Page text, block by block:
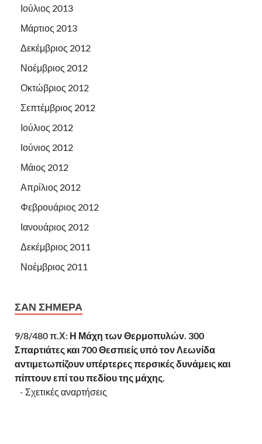
Ιούλιος 2013
Μάρτιος 2013
Δεκέμβριος 2012
Νοέμβριος 2012
Οκτώβριος 2012
Σεπτέμβριος 2012
Ιούλιος 2012
Ιούνιος 2012
Μάιος 2012
Απρίλιος 2012
Φεβρουάριος 2012
Ιανουάριος 2012
Δεκέμβριος 2011
Νοέμβριος 2011
ΣΑΝ ΣΉΜΕΡΑ
9/8/480 π.Χ: Η Μάχη των Θερμοπυλών. 300
Σπαρτιάτες και 700 Θεσπιείς υπό τον Λεωνίδα
αντιμετωπίζουν υπέρτερες περσικές δυνάμεις και
πίπτουν επί του πεδίου της μάχης.
- Σχετικές αναρτήσεις